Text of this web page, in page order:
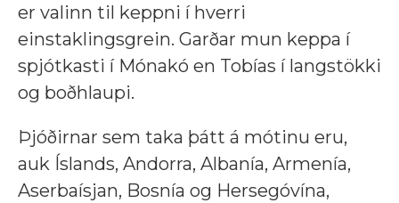
er valinn til keppni í hverri
einstaklingsgrein. Garðar mun keppa í
spjótkasti í Mónakó en Tobías í langstökki
og boðhlaupi.
Þjóðirnar sem taka þátt á mótinu eru,
auk Íslands, Andorra, Albanía, Armenía,
Aserbaísjan, Bosnía og Hersegóvína,